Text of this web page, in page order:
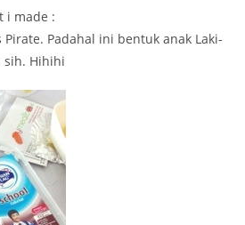
i made :
Pirate. Padahal ini bentuk anak Laki-
sih. Hihihi